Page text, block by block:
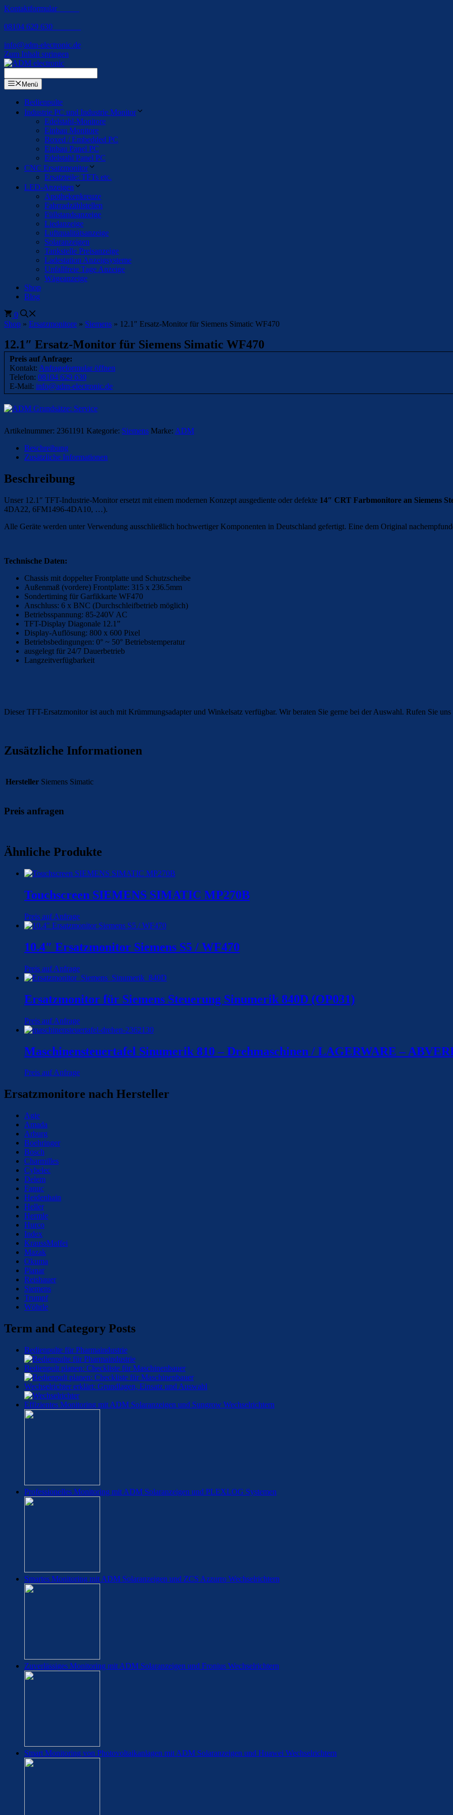
Kontaktformular
08104 629 630
info@adm-electronic.de
Zum Inhalt springen
Menü
Bedienpulte
Industrie PC und Industrie Monitor
Edelstahl-Monitore
Einbau Monitore
Boxed / Embedded PC
Einbau Panel PC
Edelstahl Panel PC
CNC Ersatzmonitor
Ersatzteile: TFTs etc.
LED-Anzeigen
Apothekenkreuze
Fahrradzählstellen
Füllstandsanzeige
Liedanzeige
Luftqualitätsanzeige
Solaranzeigen
Tankstelle Preisanzeige
Ladestation Anzeigsysteme
Unfallfreie Tage Anzeige
Wägeanzeige
Shop
Blog
0
Shop » Ersatzmonitore » Siemens » 12.1″ Ersatz-Monitor für Siemens Simatic WF470
12.1″ Ersatz-Monitor für Siemens Simatic WF470
Preis auf Anfrage:
Kontakt: Anfrageformular öffnen
Telefon: 08104 629 630
E-Mail: info@adm-electronic.de
Artikelnummer: 2361191 Kategorie: Siemens Marke: ADM
Beschreibung
Zusätzliche Informationen
Beschreibung
Unser 12.1″ TFT-Industrie-Monitor ersetzt mit einem modernen Konzept ausgediente oder defekte 14″ CRT Farbmonitore an Siemens
4DA22, 6FM1496-4DA10, …).
Alle Geräte werden unter Verwendung ausschließlich hochwertiger Komponenten in Deutschland gefertigt. Eine dem Original
Technische Daten:
Chassis mit doppelter Frontplatte und Schutzscheibe
Außenmaß (vordere) Frontplatte: 315 x 236.5mm
Sondertiming für Garfikkarte WF470
Anschluss: 6 x BNC (Durchschleifbetrieb möglich)
Betriebsspannung: 85-240V AC
TFT-Display Diagonale 12.1”
Display-Auflösung: 800 x 600 Pixel
Betriebsbedingungen: 0° ~ 50° Betriebstemperatur
ausgelegt für 24/7 Dauerbetrieb
Langzeitverfügbarkeit
Dieser TFT-Ersatzmonitor ist auch mit Krümmungsadapter und Winkelsatz verfügbar. Wir beraten Sie gerne bei der Auswahl. Rufen Sie
Zusätzliche Informationen
Hersteller Siemens Simatic
Preis anfragen
Ähnliche Produkte
Touchscreen SIEMENS SIMATIC MP270B
Preis auf Anfrage
10.4″ Ersatzmonitor Siemens S5 / WF470
Preis auf Anfrage
Ersatzmonitor für Siemens Steuerung Sinumerik 840D (OP031)
Preis auf Anfrage
Maschinensteuertafel Sinumerik 810 – Drehmaschinen / LAGERWARE –
Preis auf Anfrage
Ersatzmonitore nach Hersteller
Agie
Amada
Arburg
Boehringer
Bosch
Charmilles
Cybelec
Delem
Fanuc
Heidenhain
Heller
Hermle
Hurco
Index
KraussMaffei
Mazak
Okuma
Planar
Reishauer
Siemens
Trumpf
Wöhrle
Term and Category Posts
Bedienpulte für Pharmaindustrie
Bedienpult planen: Checkliste für Maschinenbauer
Wechselrichter erklärt: Grundlagen, Einsatz und Auswahl
Effizientes Monitoring mit ADM Solaranzeigen und Sungrow Wechselrichtern
Professionelles Monitoring mit ADM Solaranzeigen und PLEXLOG Systemen
Smartes Monitoring mit ADM Solaranzeigen und ZCS Azzurro Wechselrichtern
Zuverlässiges Monitoring mit ADM Solaranzeigen und Fronius Wechselrichtern
Smart Monitoring von Photovoltaikanlagen mit ADM Solaranzeigen und Huawei Wechselrichtern